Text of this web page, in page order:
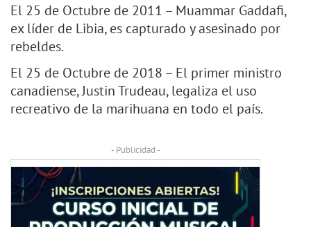
El 25 de Octubre de 2011 – Muammar Gaddafi,
ex líder de Libia, es capturado y asesinado por
rebeldes.
El 25 de Octubre de 2018 – El primer ministro
canadiense, Justin Trudeau, legaliza el uso
recreativo de la marihuana en todo el país.
- Publicidad -